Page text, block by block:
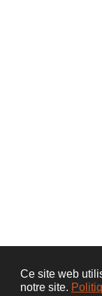
Ce site web
notre site.